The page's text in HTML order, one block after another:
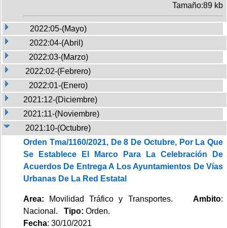
Tamaño:89 kb
2022:05-(Mayo)
2022:04-(Abril)
2022:03-(Marzo)
2022:02-(Febrero)
2022:01-(Enero)
2021:12-(Diciembre)
2021:11-(Noviembre)
2021:10-(Octubre)
Orden Tma/1160/2021, De 8 De Octubre, Por La Que
Se Establece El Marco Para La Celebración De
Acuerdos De Entrega A Los Ayuntamientos De Vías
Urbanas De La Red Estatal
Area: Movilidad Tráfico y Transportes. Ambito:
Nacional. Tipo: Orden.
Fecha: 30/10/2021